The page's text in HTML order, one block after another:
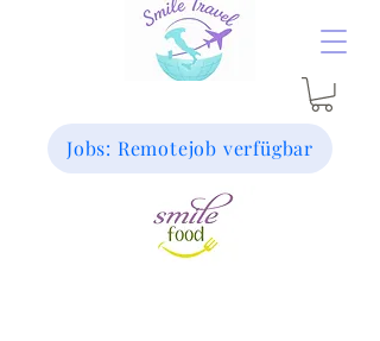
Jobs: Remotejob verfügbar